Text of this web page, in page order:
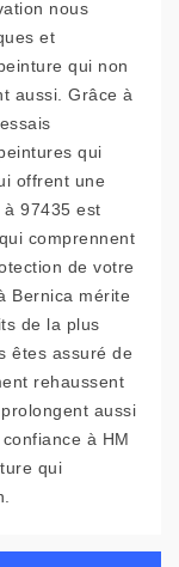
nous
et
qui non
aussi. Grâce à
qui
offrent une
97435 est
comprennent
de votre
Bernica mérite
de la plus
êtes assuré de
rehaussent
aussi
à HM
qui